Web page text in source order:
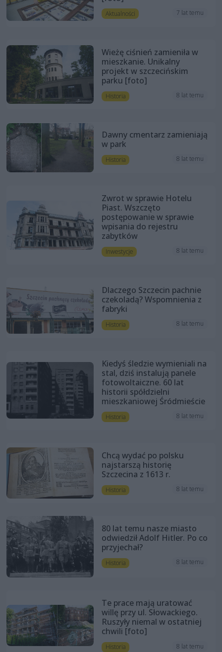
Aktualności 7 lat temu
Wieżę ciśnień zamieniła w
mieszkanie. Unikalny
projekt w szczecińskim
parku [foto]
Historia 8 lat temu
Dawny cmentarz zamieniają
w park
Historia 8 lat temu
Zwrot w sprawie Hotelu
Piast. Wszczęto
postępowanie w sprawie
wpisania do rejestru
zabytków
Inwestycje 8 lat temu
Dlaczego Szczecin pachnie
czekoladą? Wspomnienia z
fabryki
Historia 8 lat temu
Kiedyś śledzie wymieniali na
stal, dziś instalują panele
fotowoltaiczne. 60 lat
historii spółdzielni
mieszkaniowej Śródmieście
Historia 8 lat temu
Chcą wydać po polsku
najstarszą historię
Szczecina z 1613 r.
Historia 8 lat temu
80 lat temu nasze miasto
odwiedził Adolf Hitler. Po co
przyjechał?
Historia 8 lat temu
Te prace mają uratować
willę przy ul. Słowackiego.
Ruszyły niemal w ostatniej
chwili [foto]
Historia 8 lat temu